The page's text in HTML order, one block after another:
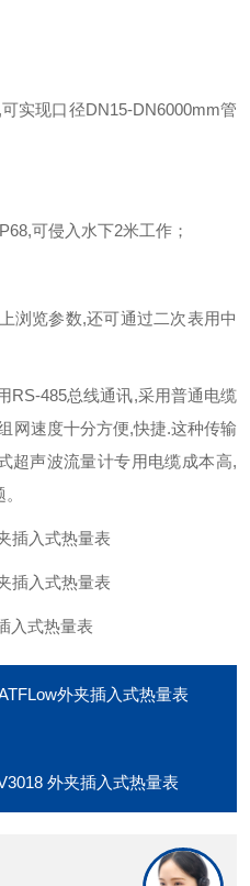
现口径DN15-DN6000mm管
可侵入水下2米工作；
览参数,还可通过二次表用中
485总线通讯,采用普通电缆
网速度十分方便,快捷.这种传输
超声波流量计专用电缆成本高,
入式热量表
外夹插入式热量表
外夹插入式热量表